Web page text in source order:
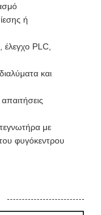
ή
έλεγχο PLC,
και
με
φυγόκεντρου